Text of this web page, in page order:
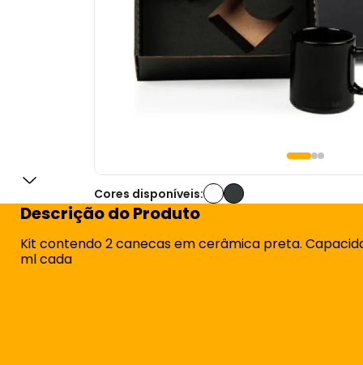
Cores disponíveis:
Descrição do Produto
Kit contendo 2 canecas em cerâmica preta.
ml cada